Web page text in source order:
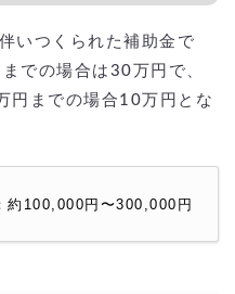
いつくられた補助金で
での場合は30万円で、
までの場合10万円とな
約100,000円〜300,000円